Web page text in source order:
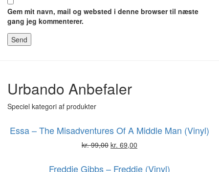
Gem mit navn, mail og websted i denne browser til næste
gang jeg kommenterer.
Urbando Anbefaler
Speciel kategori af produkter
Essa – The Misadventures Of A Middle Man (Vinyl)
kr.99,00 kr. 69,00
Freddie Gibbs – Freddie (Vinyl)